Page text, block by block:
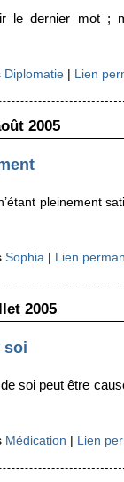
le dernier mot ;
Diplomatie | Lien
2005
pleinement
Sophia | Lien
2005
soi
soi peut être
Médication | Lien